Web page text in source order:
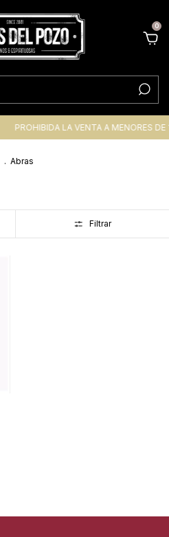
0
PROHIBIDA LA VENTA A MENORES DE
. Abras
Filtrar